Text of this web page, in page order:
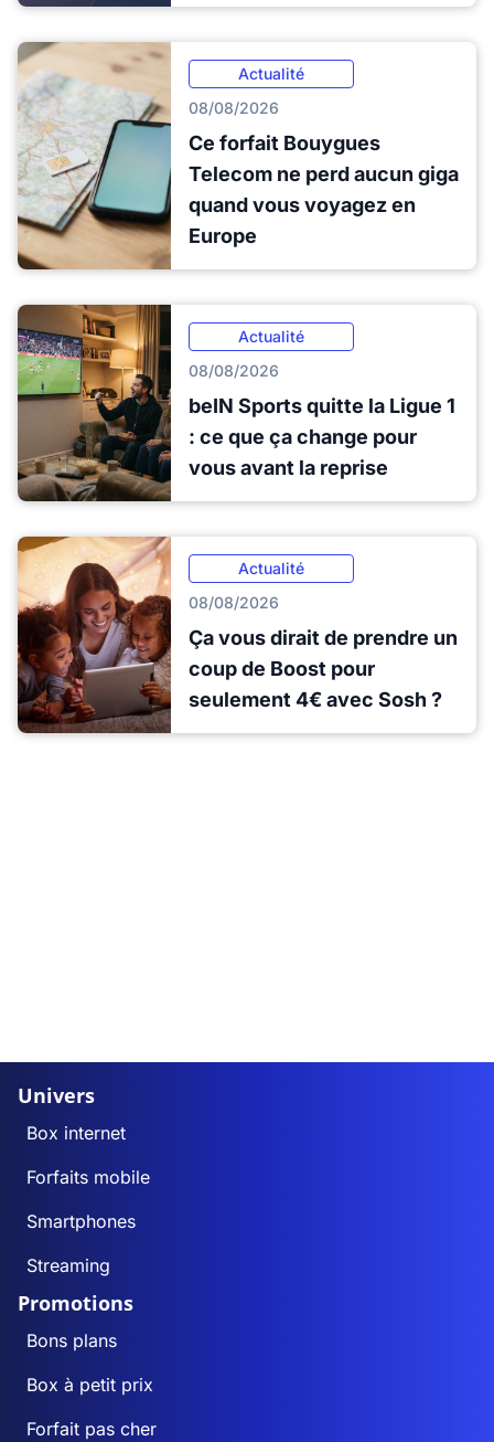
Actualité
08/08/2026
Ce forfait Bouygues
Telecom ne perd aucun giga
quand vous voyagez en
Europe
Actualité
08/08/2026
beIN Sports quitte la Ligue 1
: ce que ça change pour
vous avant la reprise
Actualité
08/08/2026
Ça vous dirait de prendre un
coup de Boost pour
seulement 4€ avec Sosh ?
Univers
Box internet
Forfaits mobile
Smartphones
Streaming
Promotions
Bons plans
Box à petit prix
Forfait pas cher